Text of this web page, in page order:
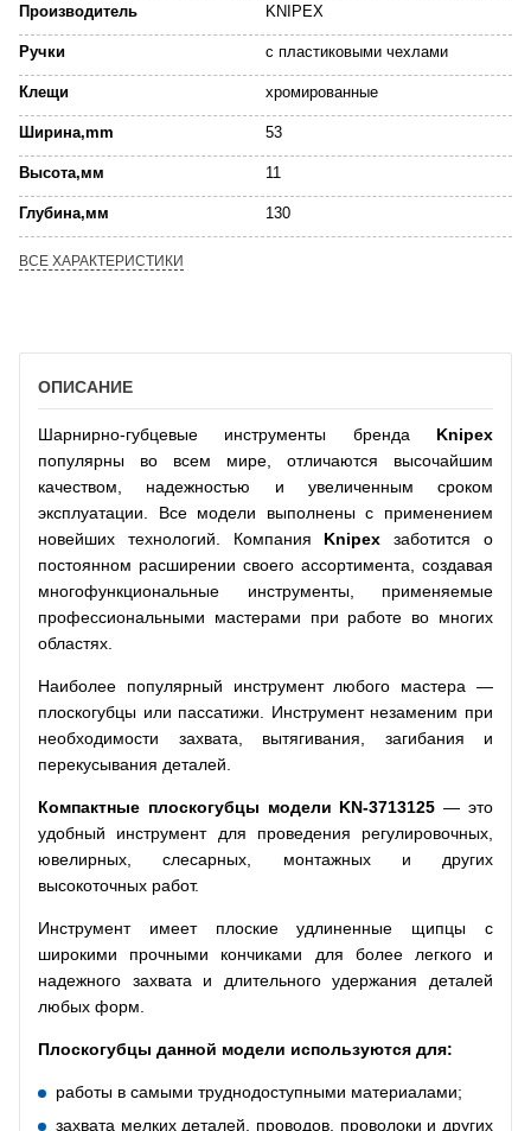
Производитель KNIPEX
Ручки с пластиковыми чехлами
Клещи хромированные
Ширина,mm 53
Высота,мм 11
Глубина,мм 130
ВСЕ ХАРАКТЕРИСТИКИ
ОПИСАНИЕ
Шарнирно-губцевые инструменты бренда Knipex
популярны во всем мире, отличаются высочайшим
качеством, надежностью и увеличенным сроком
эксплуатации. Все модели выполнены с применением
новейших технологий. Компания Knipex заботится о
постоянном расширении своего ассортимента, создавая
многофункциональные инструменты, применяемые
профессиональными мастерами при работе во многих
областях.
Наиболее популярный инструмент любого мастера —
плоскогубцы или пассатижи. Инструмент незаменим при
необходимости захвата, вытягивания, загибания и
перекусывания деталей.
Компактные плоскогубцы модели KN-3713125 — это
удобный инструмент для проведения регулировочных,
ювелирных, слесарных, монтажных и других
высокоточных работ.
Инструмент имеет плоские удлиненные щипцы с
широкими прочными кончиками для более легкого и
надежного захвата и длительного удержания деталей
любых форм.
Плоскогубцы данной модели используются для:
работы в самыми труднодоступными материалами;
захвата мелких деталей, проводов, проволоки и других